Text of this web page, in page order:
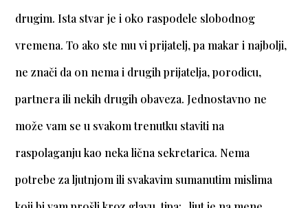
drugim. Ista stvar je i oko raspodele slobodnog
vremena. To ako ste mu vi prijatelj, pa makar i najbolji,
ne znači da on nema i drugih prijatelja, porodicu,
partnera ili nekih drugih obaveza. Jednostavno ne
može vam se u svakom trenutku staviti na
raspolaganju kao neka lična sekretarica. Nema
potrebe za ljutnjom ili svakavim sumanutim mislima